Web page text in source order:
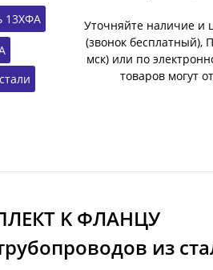
13ХФА
Уточняйте наличие и
(звонок бесплатный),
мск) или по
товаров могут
K ФЛАНЦУ
из